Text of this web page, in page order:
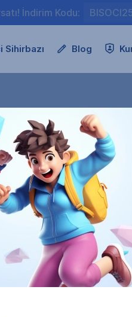
İndirim Kodu:
Sihirbazı Blog
Giriniz
Gizli profillere gönderim